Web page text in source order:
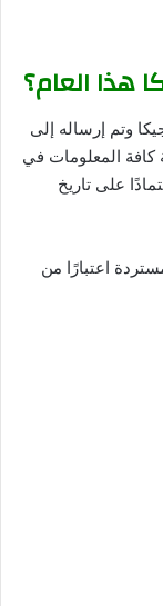
هذا العام؟
وتم إرساله إلى
المعلومات في
على تاريخ
اعتبارًا من